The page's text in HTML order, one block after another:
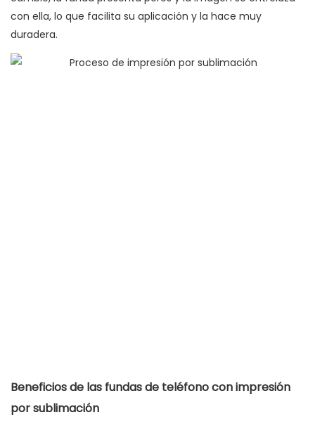
con ella, lo que facilita su aplicación y la hace muy
duradera.
Beneficios de las fundas de teléfono con impresión
por sublimación